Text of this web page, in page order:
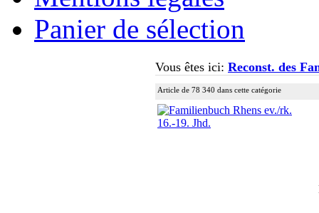
Panier de sélection
Vous êtes ici: Reconst. des
Article de 78 340 dans cette catégorie